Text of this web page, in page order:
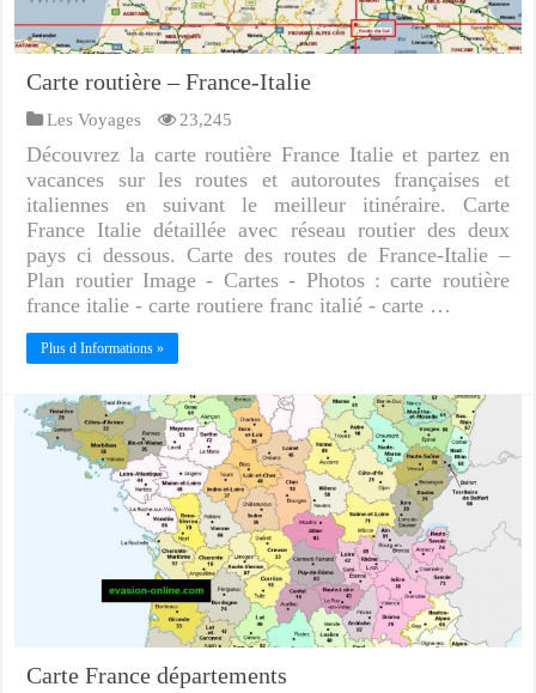
Carte routière – France-Italie
Les Voyages 23,245
Découvrez la carte routière France Italie et partez en
vacances sur les routes et autoroutes françaises et
italiennes en suivant le meilleur itinéraire. Carte
France Italie détaillée avec réseau routier des deux
pays ci dessous. Carte des routes de France-Italie –
Plan routier Image - Cartes - Photos : carte routière
france italie - carte routiere franc italié - carte …
Plus d Informations »
Carte France départements